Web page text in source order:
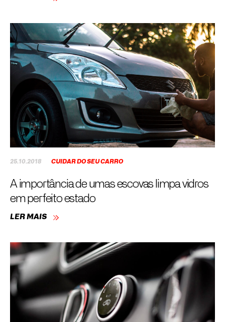
25.10.2018 CUIDAR DO SEU CARRO
A importância de umas escovas limpa vidros
em perfeito estado
LER MAIS